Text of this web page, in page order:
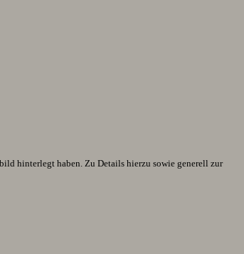
hinterlegt haben. Zu Details hierzu sowie generell zur